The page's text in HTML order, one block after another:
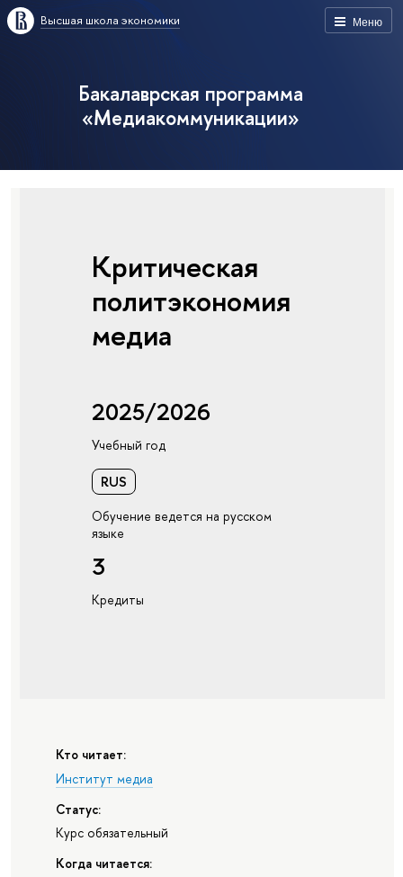
Меню
Высшая школа экономики
Бакалаврская программа
«Медиакоммуникации»
Критическая
политэкономия
медиа
2025/2026
Учебный год
RUS
Обучение ведется на русском
языке
3
Кредиты
Кто читает:
Институт медиа
Статус:
Курс обязательный
Когда читается: